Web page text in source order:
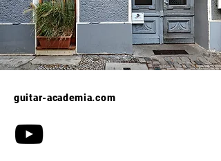
guitar-academia.com